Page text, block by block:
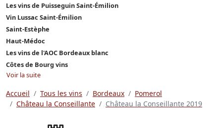
Les vins de Puisseguin Saint-Émilion
Vin Lussac Saint-Émilion
Saint-Estèphe
Haut-Médoc
Les vins de l'AOC Bordeaux blanc
Côtes de Bourg vins
Voir la suite
Accueil Tous les vins Bordeaux
Pomerol
Château la Conseillante
Château la Conseillante 2019